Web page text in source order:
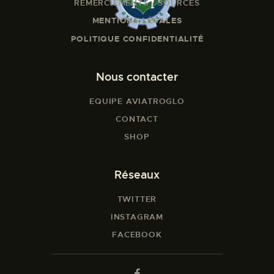
REMERCIEMENTS - SOURCES
MENTIONS LÉGALES
POLITIQUE CONFIDENTIALITÉ
Nous contacter
EQUIPE AVIATROGLO
CONTACT
SHOP
Réseaux
TWITTER
INSTAGRAM
FACEBOOK